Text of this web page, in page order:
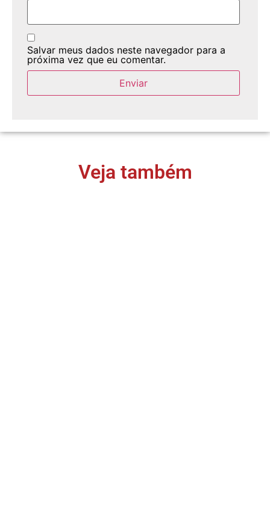
Salvar meus dados neste navegador para a
próxima vez que eu comentar.
Veja também